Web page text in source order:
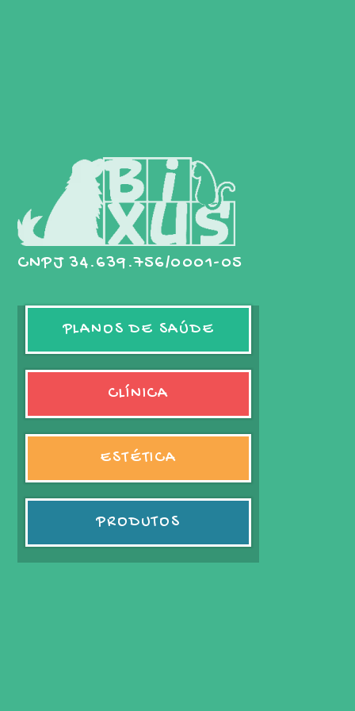
CNPJ 34.639.756/0001-05
PLANOS DE SAÚDE
CLÍNICA
ESTÉTICA
PRODUTOS